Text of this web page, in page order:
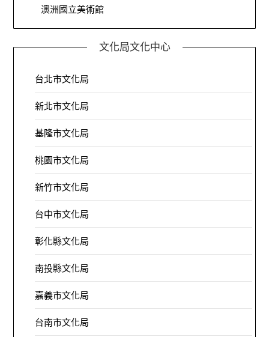
澳洲國立美術館
文化局文化中心
台北市文化局
新北市文化局
基隆市文化局
桃園市文化局
新竹市文化局
台中市文化局
彰化縣文化局
南投縣文化局
嘉義市文化局
台南市文化局